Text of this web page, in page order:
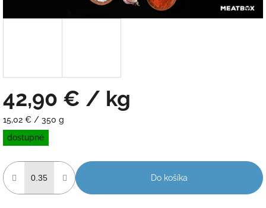
42,90 € / kg
Jednotková
cena:
15,02 € / 350 g
dostupné
Do košíka